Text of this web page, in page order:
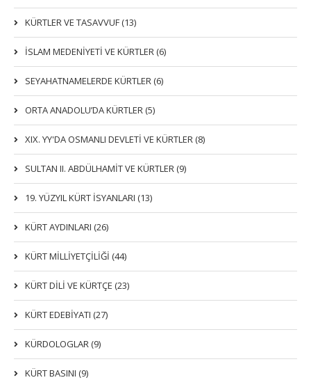
KÜRTLER VE TASAVVUF (13)
İSLAM MEDENİYETİ VE KÜRTLER (6)
SEYAHATNAMELERDE KÜRTLER (6)
ORTA ANADOLU’DA KÜRTLER (5)
XIX. YY'DA OSMANLI DEVLETI VE KÜRTLER (8)
SULTAN II. ABDÜLHAMİT VE KÜRTLER (9)
19. YÜZYIL KÜRT İSYANLARI (13)
KÜRT AYDINLARI (26)
KÜRT MİLLİYETÇİLİĞİ (44)
KÜRT DİLİ VE KÜRTÇE (23)
KÜRT EDEBİYATI (27)
KÜRDOLOGLAR (9)
KÜRT BASINI (9)